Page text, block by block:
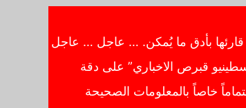
قارئها بأدق ما يُمكن. … عاجل … عاجل
قبرص الاخباري” على دقة
خاصاً بالمعلومات الصحيحة